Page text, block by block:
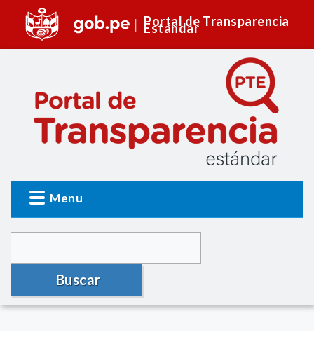
Portal de Transparencia
Estándar
Menu
Buscar